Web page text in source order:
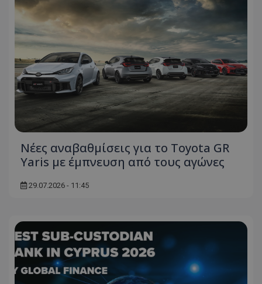
Νέες αναβαθμίσεις για το Toyota GR
Yaris με έμπνευση από τους αγώνες
29.07.2026 - 11:45